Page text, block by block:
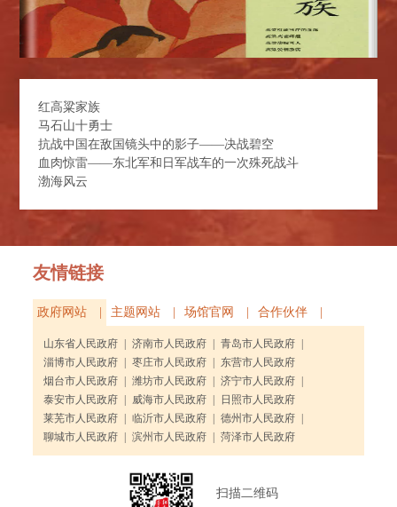
红高粱家族
马石山十勇士
抗战中国在敌国镜头中的影子——决战碧空
血肉惊雷——东北军和日军战车的一次殊死战斗
渤海风云
友情链接
政府网站 | 主题网站 | 场馆官网 | 合作伙伴 |
山东省人民政府 | 济南市人民政府 | 青岛市人民政府 |
淄博市人民政府 | 枣庄市人民政府 | 东营市人民政府
烟台市人民政府 | 潍坊市人民政府 | 济宁市人民政府 |
泰安市人民政府 | 威海市人民政府 |
日照市人民政府
莱芜市人民政府 | 临沂市人民政府 | 德州市人民政府 |
聊城市人民政府 | 滨州市人民政府 | 菏泽市人民政府
扫描二维码